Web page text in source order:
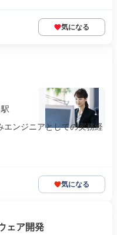
気になる
エンジニアとしての実務経
気になる
ェア開発